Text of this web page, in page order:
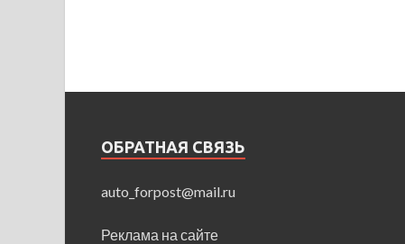
ОБРАТНАЯ СВЯЗЬ
auto_forpost@mail.ru
Реклама на сайте